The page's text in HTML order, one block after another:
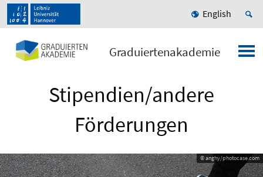
English
Graduiertenakademie
Stipendien/andere
Förderungen
© anghy/photocase.com